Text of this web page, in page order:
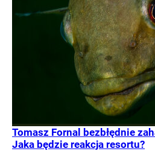
Tomasz Fornal bezbłędnie
Jaka będzie reakcja resortu?